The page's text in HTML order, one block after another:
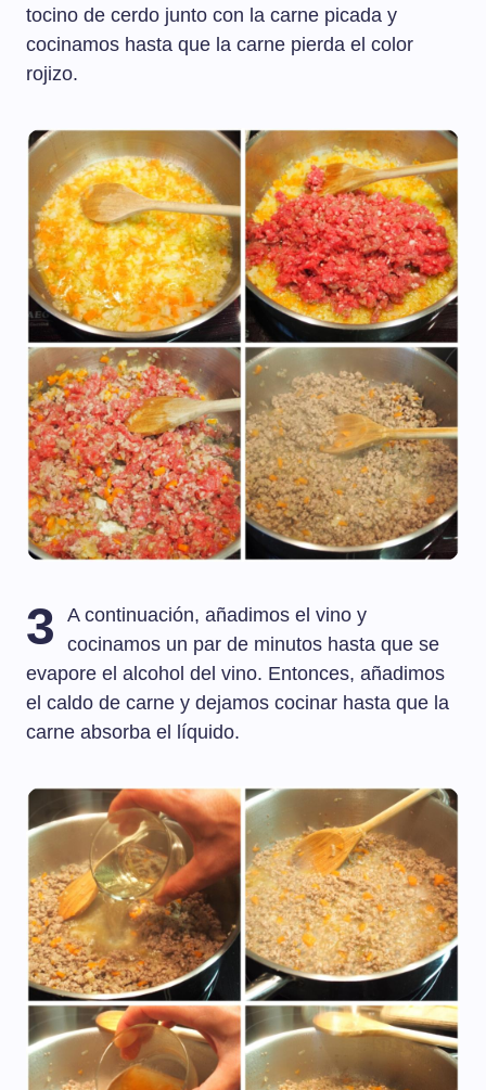
tocino de cerdo junto con la carne picada y
cocinamos hasta que la carne pierda el color
rojizo.
3
A continuación, añadimos el vino y
cocinamos un par de minutos hasta que se
evapore el alcohol del vino. Entonces, añadimos
el caldo de carne y dejamos cocinar hasta que la
carne absorba el líquido.